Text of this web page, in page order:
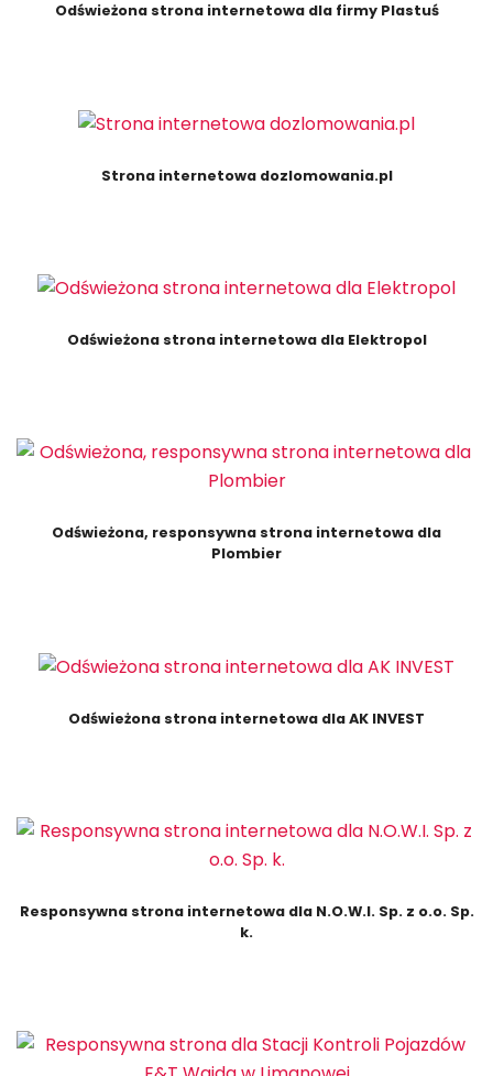
Odświeżona strona internetowa dla firmy Plastuś
Strona internetowa dozlomowania.pl
Odświeżona strona internetowa dla Elektropol
Odświeżona, responsywna strona internetowa dla
Plombier
Odświeżona strona internetowa dla AK INVEST
Responsywna strona internetowa dla N.O.W.I. Sp. z o.o. Sp.
k.